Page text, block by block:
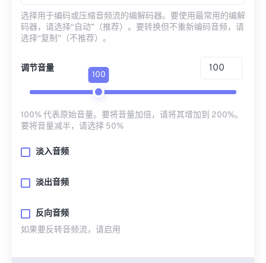
选择用于编码或压缩音频流的编解码器。要使用最常用的编解
码器，请选择“自动”（推荐）。要转换但不重新编码音频，请
选择“复制”（不推荐）。
调节音量
100
100% 代表原始音量。要将音量加倍，请将其增加到 200%。
要将音量减半，请选择 50%
淡入音频
淡出音频
反向音频
如果要反转音频流，请启用